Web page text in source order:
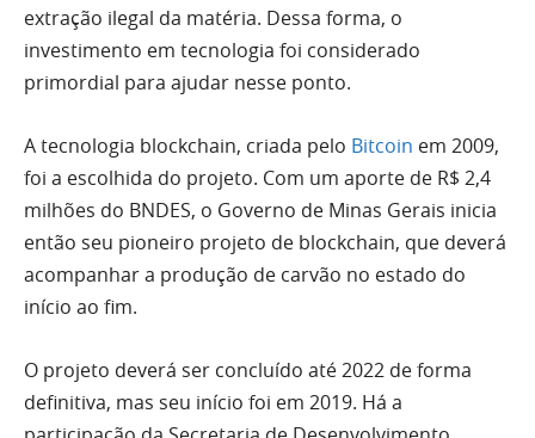
extração ilegal da matéria. Dessa forma, o
investimento em tecnologia foi considerado
primordial para ajudar nesse ponto.
A tecnologia blockchain, criada pelo Bitcoin em 2009,
foi a escolhida do projeto. Com um aporte de R$ 2,4
milhões do BNDES, o Governo de Minas Gerais inicia
então seu pioneiro projeto de blockchain, que deverá
acompanhar a produção de carvão no estado do
início ao fim.
O projeto deverá ser concluído até 2022 de forma
definitiva, mas seu início foi em 2019. Há a